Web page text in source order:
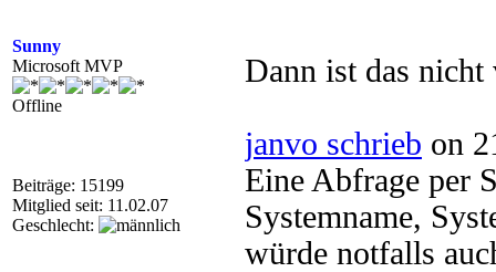
Sunny
Microsoft MVP
Offline
Beiträge: 15199
Mitglied seit: 11.02.07
Geschlecht:
Dann ist das nicht
janvo schrieb on
Eine Abfrage per
Systemname,
würde notfalls